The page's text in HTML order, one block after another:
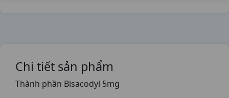
Chi tiết sản phẩm
Thành phần Bisacodyl 5mg